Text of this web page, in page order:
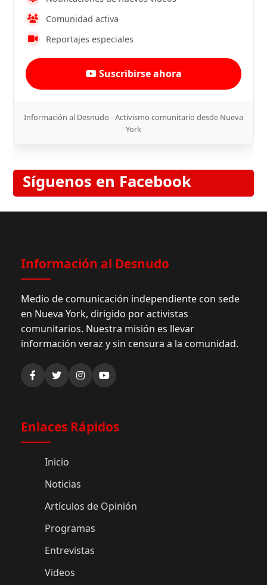
Comunidad activa
Reportajes especiales
Suscribirse ahora
Información al Desnudo - Activismo comunitario desde Nueva
York
Síguenos en Facebook
Información al Desnudo
Medio de comunicación independiente con sede
en Nueva York, dirigido por activistas
comunitarios. Nuestra misión es llevar
información veraz y sin censura a la comunidad.
Enlaces Rápidos
Inicio
Noticias
Artículos de Opinión
Programas
Entrevistas
Videos